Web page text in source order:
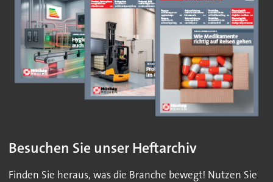
Besuchen Sie unser Heftarchiv
Finden Sie heraus, was die Branche bewegt! Nutzen Sie